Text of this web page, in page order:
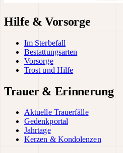
Hilfe & Vorsorge
Im Sterbefall
Bestattungsarten
Vorsorge
Trost und Hilfe
Trauer & Erinnerung
Aktuelle Trauerfälle
Gedenkportal
Jahrtage
Kerzen & Kondolenzen